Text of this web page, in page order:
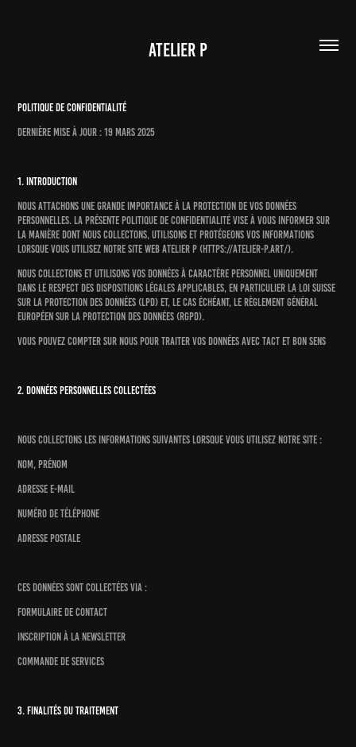
ATELIER P
Politique de confidentialité
Dernière mise à jour : 19 mars 2025
1. Introduction
Nous attachons une grande importance à la protection de vos données
personnelles. La présente politique de confidentialité vise à vous informer sur
la manière dont nous collectons, utilisons et protégeons vos informations
lorsque vous utilisez notre site webatelier p (https://atelier-p.art/).
Nous collectons et utilisons vos données à caractère personnel uniquement
dans le respect des dispositions légales applicables, en particulier la loi suisse
sur la protection des données (LPD) et, le cas échéant, le règlement général
européen sur la protection des données (RGPD).
Vous pouvez compter sur nous pour traiter vos données avec tact et bon sens
2. Données personnelles collectées
Nous collectons les informations suivantes lorsque vous utilisez notre site :
Nom, prénom
Adresse e-mail
Numéro de téléphone
Adresse postale
Ces données sont collectées via :
Formulaire de contact
Inscription à la newsletter
Commande de services
3. Finalités du traitement